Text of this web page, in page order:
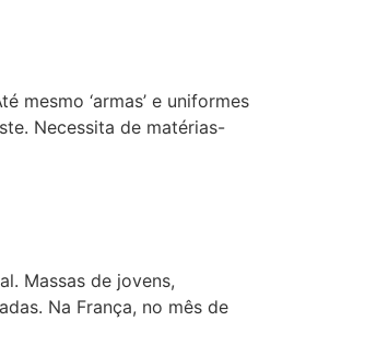
mesmo ‘armas’ e uniformes
Necessita de matérias-
Massas de jovens,
Na França, no mês de